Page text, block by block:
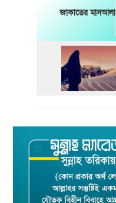
জাকাতের মাসআলা